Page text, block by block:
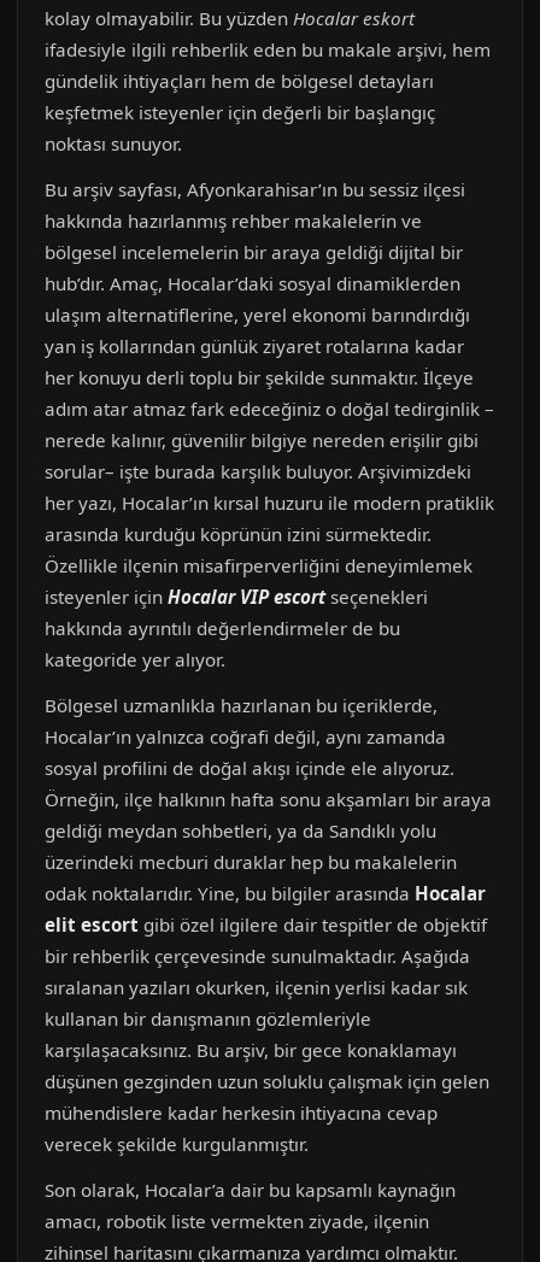
kolay olmayabilir. Bu yüzden Hocalar eskort
ifadesiyle ilgili rehberlik eden bu makale arşivi, hem
gündelik ihtiyaçları hem de bölgesel detayları
keşfetmek isteyenler için değerli bir başlangıç
noktası sunuyor.
Bu arşiv sayfası, Afyonkarahisar’ın bu sessiz ilçesi
hakkında hazırlanmış rehber makalelerin ve
bölgesel incelemelerin bir araya geldiği dijital bir
hub’dır. Amaç, Hocalar’daki sosyal dinamiklerden
ulaşım alternatiflerine, yerel ekonomi barındırdığı
yan iş kollarından günlük ziyaret rotalarına kadar
her konuyu derli toplu bir şekilde sunmaktır. İlçeye
adım atar atmaz fark edeceğiniz o doğal tedirginlik –
nerede kalınır, güvenilir bilgiye nereden erişilir gibi
sorular– işte burada karşılık buluyor. Arşivimizdeki
her yazı, Hocalar’ın kırsal huzuru ile modern pratiklik
arasında kurduğu köprünün izini sürmektedir.
Özellikle ilçenin misafirperverliğini deneyimlemek
isteyenler için Hocalar VIP escortseçenekleri
hakkında ayrıntılı değerlendirmeler de bu
kategoride yer alıyor.
Bölgesel uzmanlıkla hazırlanan bu içeriklerde,
Hocalar’ın yalnızca coğrafi değil, aynı zamanda
sosyal profilini de doğal akışı içinde ele alıyoruz.
Örneğin, ilçe halkının hafta sonu akşamları bir araya
geldiği meydan sohbetleri, ya da Sandıklı yolu
üzerindeki mecburi duraklar hep bu makalelerin
odak noktalarıdır. Yine, bu bilgiler arasında Hocalar
elit escort gibi özel ilgilere dair tespitler de objektif
bir rehberlik çerçevesinde sunulmaktadır. Aşağıda
sıralanan yazıları okurken, ilçenin yerlisi kadar sık
kullanan bir danışmanın gözlemleriyle
karşılaşacaksınız. Bu arşiv, bir gece konaklamayı
düşünen gezginden uzun soluklu çalışmak için gelen
mühendislere kadar herkesin ihtiyacına cevap
verecek şekilde kurgulanmıştır.
Son olarak, Hocalar’a dair bu kapsamlı kaynağın
amacı, robotik liste vermekten ziyade, ilçenin
zihinsel haritasını çıkarmanıza yardımcı olmaktır.